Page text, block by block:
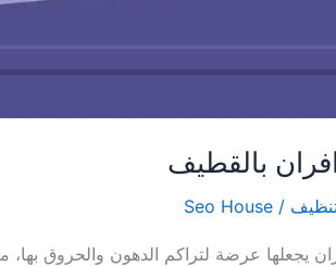
بالقطيف
/
Seo House
يجعلها عرضة لتراكم الدهون والحروق بها،